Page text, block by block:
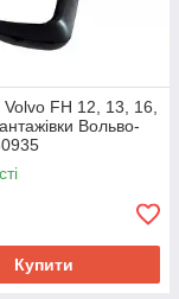
Volvo FH 12, 13, 16,
Вольво-
Купити